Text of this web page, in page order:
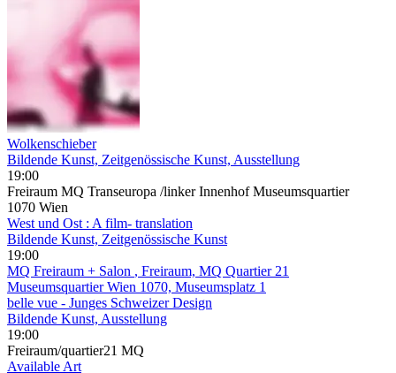
Wolkenschieber
Bildende Kunst, Zeitgenössische Kunst, Ausstellung
19:00
Freiraum MQ Transeuropa /linker Innenhof Museumsquartier
1070 Wien
West und Ost : A film- translation
Bildende Kunst, Zeitgenössische Kunst
19:00
MQ Freiraum + Salon , Freiraum, MQ Quartier 21
Museumsquartier Wien 1070, Museumsplatz 1
belle vue - Junges Schweizer Design
Bildende Kunst, Ausstellung
19:00
Freiraum/quartier21 MQ
Available Art